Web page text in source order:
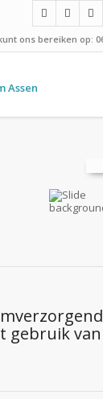
ons bereiken op:
gebruik